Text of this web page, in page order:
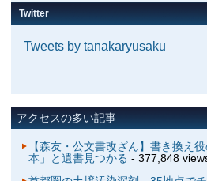
Twitter
Tweets by tanakaryusaku
アクセスの多い記事
【森友・公文書改ざん】書き換え
本」と遺書見つかる - 377,848